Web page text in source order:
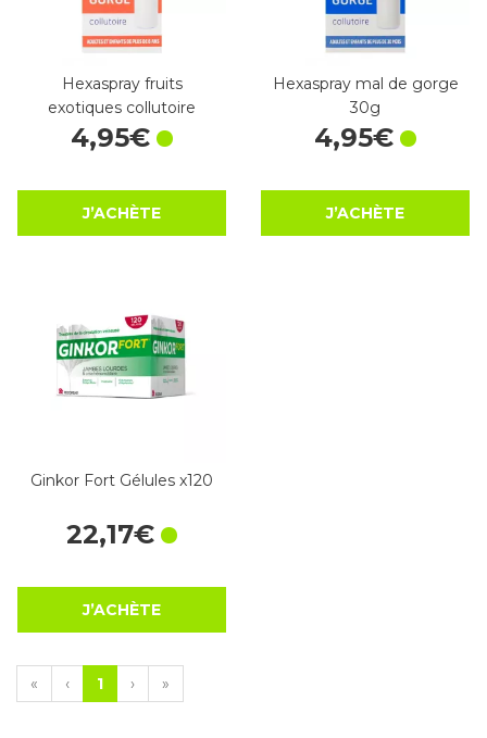
Hexaspray fruits
exotiques collutoire
4,95€
J’ACHÈTE
Hexaspray mal de gorge
30g
4,95€
J’ACHÈTE
Ginkor Fort Gélules x120
22,17€
J’ACHÈTE
« ‹ 1 › »